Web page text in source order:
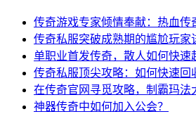
传奇游戏专家倾情奉献：热血
传奇私服突破成熟期的尴尬玩家
单职业首发传奇，散人如何快速
传奇私服顶尖攻略：如何快速回
在传奇官网寻觅攻略，制霸玛法
神器传奇中如何加入公会？